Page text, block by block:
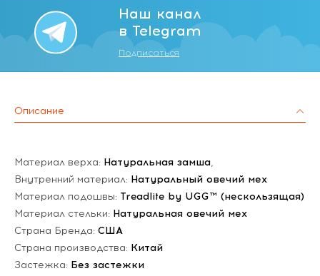
Наш канал
в Telegram
Подписаться
Описание
Материал верха: Натуральная замша,
Внутренний материал: Натуральный овечий мех
Материал подошвы: Treadlite by UGG™ (нескользящая)
Материал стельки: Натуральная овечий мех
Страна Бренда: США
Страна производства: Китай
Застежка: Без застежки